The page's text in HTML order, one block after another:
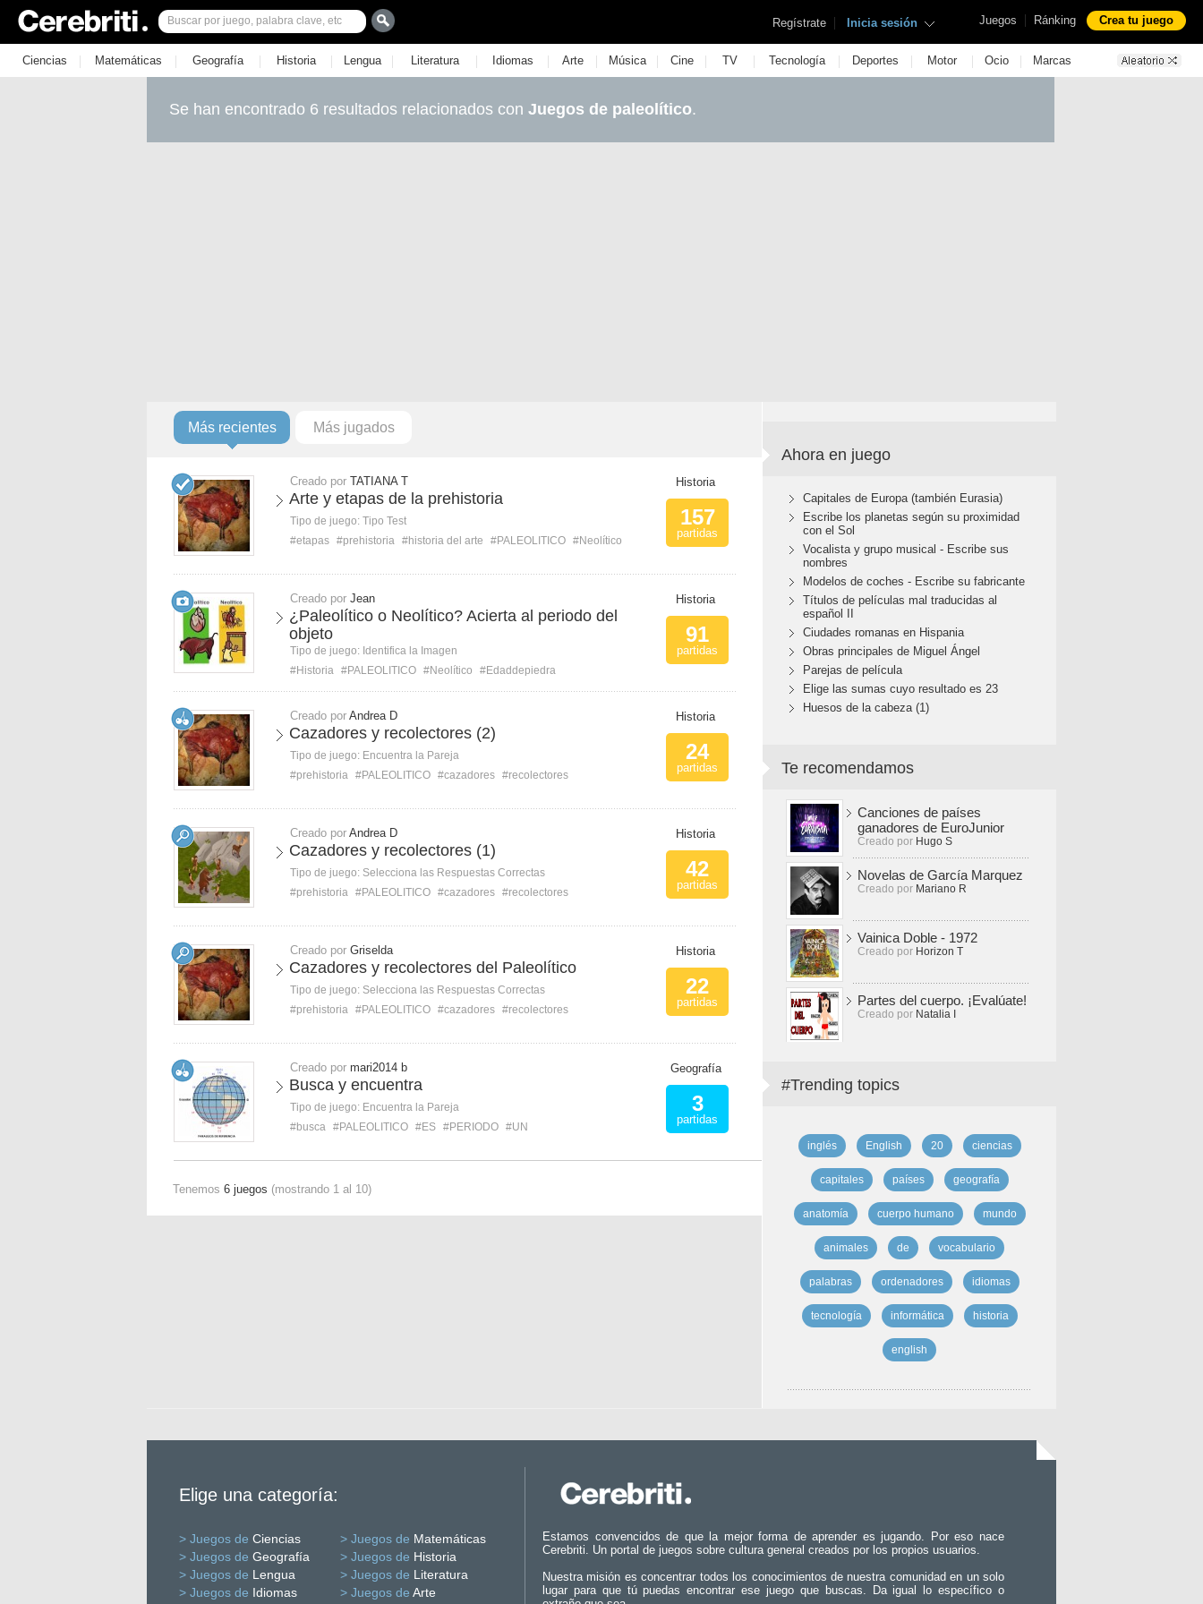
Juegos | Ránking Crea tu juego
Regístrate | Inicia sesión
Ciencias | Matemáticas | Geografía | Historia | Lengua | Literatura | Idiomas | Arte | Música | Cine | TV | Tecnología | Deportes | Motor | Ocio | Marcas
Se han encontrado 6 resultados relacionados con Juegos de paleolítico.
Más recientes Más jugados
Creado por TATIANA T
Arte y etapas de la prehistoria
Tipo de juego: Tipo Test
#etapas #prehistoria #historia del arte #PALEOLITICO #Neolítico
Historia
157
partidas
Creado por Jean
¿Paleolítico o Neolítico? Acierta al periodo del
objeto
Tipo de juego: Identifica la Imagen
#Historia #PALEOLITICO #Neolítico #Edaddepiedra
Historia
91
partidas
Creado por Andrea D
Cazadores y recolectores (2)
Tipo de juego: Encuentra la Pareja
#prehistoria #PALEOLITICO #cazadores #recolectores
Historia
24
partidas
Creado por Andrea D
Cazadores y recolectores (1)
Tipo de juego: Selecciona las Respuestas Correctas
#prehistoria #PALEOLITICO #cazadores #recolectores
Historia
42
partidas
Creado por Griselda
Cazadores y recolectores del Paleolítico
Tipo de juego: Selecciona las Respuestas Correctas
#prehistoria #PALEOLITICO #cazadores #recolectores
Historia
22
partidas
Creado por mari2014 b
Busca y encuentra
Tipo de juego: Encuentra la Pareja
#busca #PALEOLITICO #ES #PERIODO #UN
Geografía
3
partidas
Tenemos 6 juegos (mostrando 1 al 10)
Ahora en juego
Capitales de Europa (también Eurasia)
Escribe los planetas según su proximidad
con el Sol
Vocalista y grupo musical - Escribe sus
nombres
Modelos de coches - Escribe su fabricante
Títulos de películas mal traducidas al
español II
Ciudades romanas en Hispania
Obras principales de Miguel Ángel
Parejas de película
Elige las sumas cuyo resultado es 23
Huesos de la cabeza (1)
Te recomendamos
Canciones de países
ganadores de EuroJunior
Creado por Hugo S
Novelas de García Marquez
Creado por Mariano R
Vainica Doble - 1972
Creado por Horizon T
Partes del cuerpo. ¡Evalúate!
Creado por Natalia I
#Trending topics
inglés English 20 ciencias
capitales países geografía
anatomía cuerpo humano mundo
animales de vocabulario
palabras ordenadores idiomas
tecnología informática historia
english
Elige una categoría:
> Juegos de Ciencias > Juegos de Matemáticas
> Juegos de Geografía > Juegos de Historia
> Juegos de Lengua > Juegos de Literatura
> Juegos de Idiomas > Juegos de Arte
Estamos convencidos de que la mejor forma de aprender es jugando. Por eso nace
Cerebriti. Un portal de juegos sobre cultura general creados por los propios usuarios.
Nuestra misión es concentrar todos los conocimientos de nuestra comunidad en un solo
lugar para que tú puedas encontrar ese juego que buscas. Da igual lo específico o